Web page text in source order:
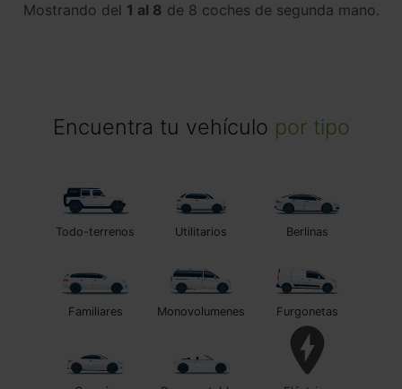
Mostrando del 1 al 8 de 8 coches de segunda mano.
Encuentra tu vehículo por tipo
Todo-terrenos Utilitarios Berlinas
Familiares Monovolumenes Furgonetas